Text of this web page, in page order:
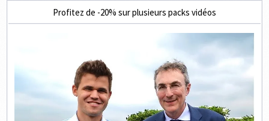
Profitez de -20% sur plusieurs packs vidéos